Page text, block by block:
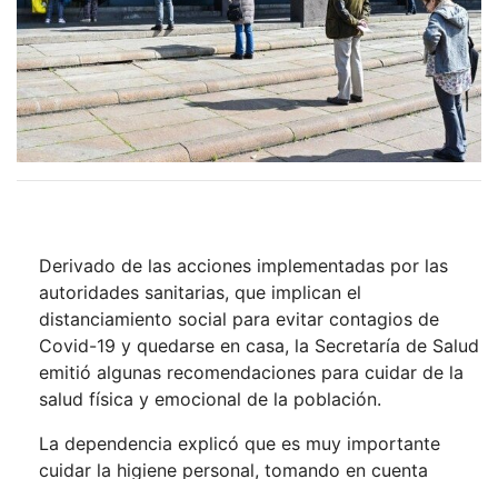
Derivado de las acciones implementadas por las
autoridades sanitarias, que implican el
distanciamiento social para evitar contagios de
Covid-19 y quedarse en casa, la Secretaría de Salud
emitió algunas recomendaciones para cuidar de la
salud física y emocional de la población.
La dependencia explicó que es muy importante
cuidar la higiene personal, tomando en cuenta